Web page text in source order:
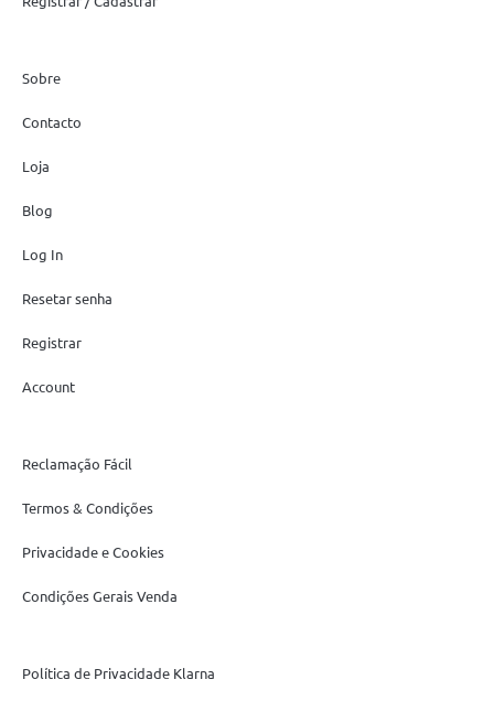
Sobre
Contacto
Loja
Blog
Log In
Resetar senha
Registrar
Account
Reclamação Fácil
Termos & Condições
Privacidade e Cookies
Condições Gerais Venda
Política de Privacidade Klarna